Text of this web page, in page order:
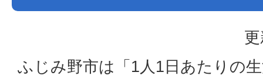
ふじみ野市は「1人1日あたりの